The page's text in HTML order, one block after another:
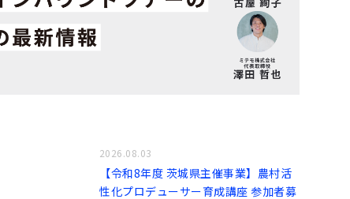
【令和8年度 茨城県主催事業】農村活
性化プロデューサー育成講座 参加者募
2026.08.03